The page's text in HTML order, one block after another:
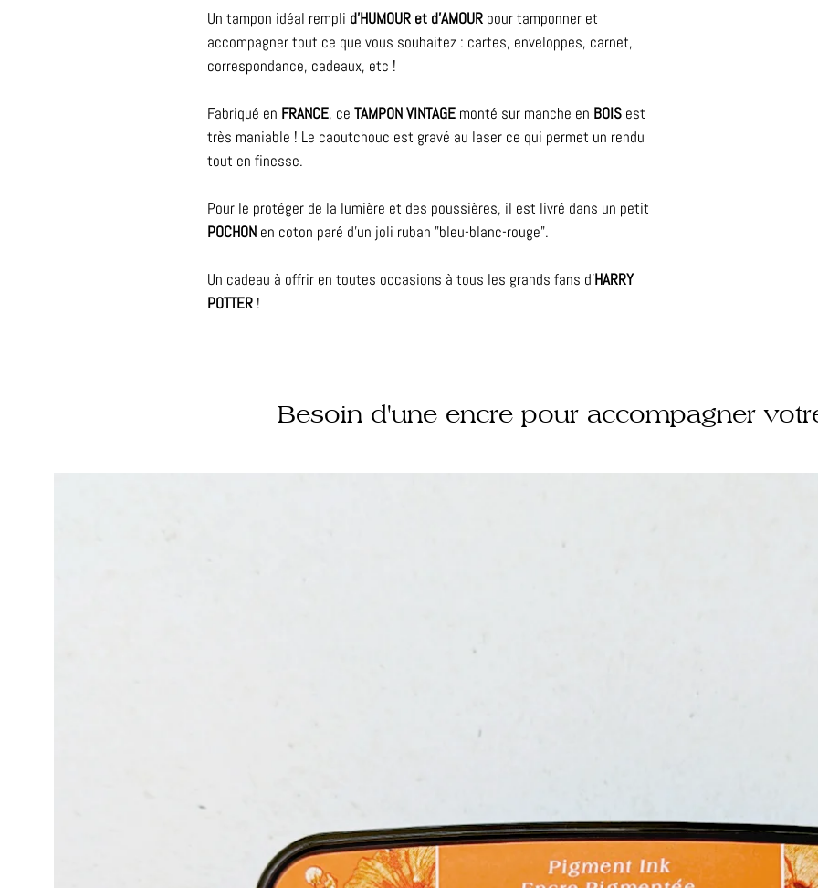
Un tampon idéal rempli d'HUMOUR et d'AMOUR pour tamponner et
accompagner tout ce que vous souhaitez : cartes, enveloppes, carnet,
correspondance, cadeaux, etc !
Fabriqué en FRANCE, ce TAMPON VINTAGE monté sur manche en BOIS est
très maniable ! Le caoutchouc est gravé au laser ce qui permet un rendu
tout en finesse.
Pour le protéger de la lumière et des poussières, il est livré dans un petit
POCHON en coton paré d'un joli ruban "bleu-blanc-rouge".
Un cadeau à offrir en toutes occasions à tous les grands fans d'HARRY
POTTER !
Besoin d'une encre pour accompagner